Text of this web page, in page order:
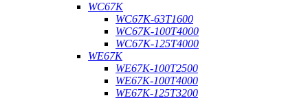
WC67K
WC67K-63T1600
WC67K-100T4000
WC67K-125T4000
WE67K
WE67K-100T2500
WE67K-100T4000
WE67K-125T3200